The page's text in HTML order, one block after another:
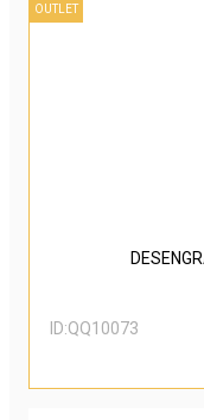
OUTLET
ID:QQ10073